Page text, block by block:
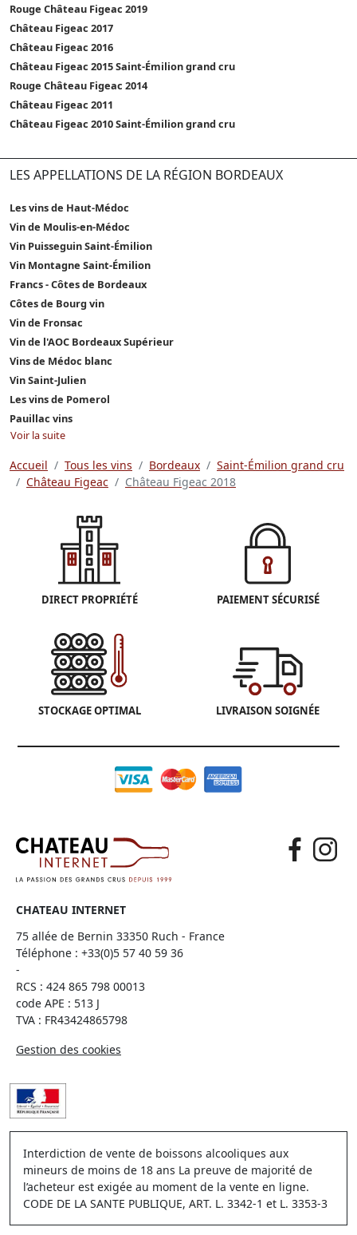
Rouge Château Figeac 2019
Château Figeac 2017
Château Figeac 2016
Château Figeac 2015 Saint-Émilion grand cru
Rouge Château Figeac 2014
Château Figeac 2011
Château Figeac 2010 Saint-Émilion grand cru
LES APPELLATIONS DE LA RÉGION BORDEAUX
Les vins de Haut-Médoc
Vin de Moulis-en-Médoc
Vin Puisseguin Saint-Émilion
Vin Montagne Saint-Émilion
Francs - Côtes de Bordeaux
Côtes de Bourg vin
Vin de Fronsac
Vin de l'AOC Bordeaux Supérieur
Vins de Médoc blanc
Vin Saint-Julien
Les vins de Pomerol
Pauillac vins
Voir la suite
Accueil Tous les vins Bordeaux
Saint-Émilion grand cru
Château Figeac
Château Figeac 2018
DIRECT PROPRIÉTÉ PAIEMENT SÉCURISÉ
STOCKAGE OPTIMAL LIVRAISON SOIGNÉE
CHATEAU INTERNET
75 allée de Bernin 33350 Ruch - France
Téléphone : +33(0)5 57 40 59 36
-
RCS : 424 865 798 00013
code APE : 513 J
TVA : FR43424865798
Gestion des cookies
Interdiction de vente de boissons alcooliques aux
mineurs de moins de 18 ans La preuve de majorité de
l’acheteur est exigée au moment de la vente en ligne.
CODE DE LA SANTE PUBLIQUE, ART. L. 3342-1 et L. 3353-3